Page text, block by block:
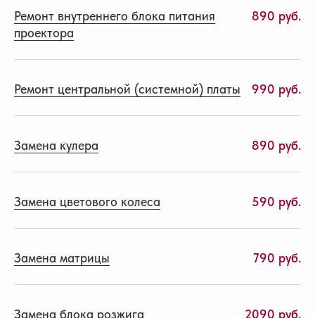
Ремонт внутреннего блока питания
проектора
890 руб.
Ремонт центральной (системной) платы 990 руб.
Замена кулера 890 руб.
Замена цветового колеса 590 руб.
Замена матрицы 790 руб.
Замена блока розжига 2090 руб.